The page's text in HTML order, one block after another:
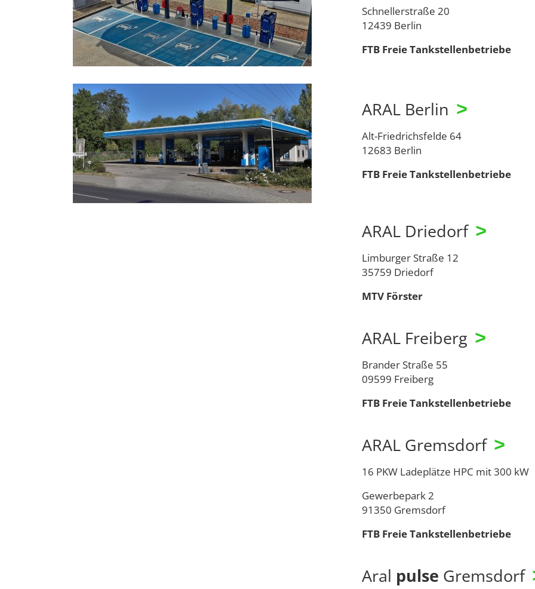
Schnellerstraße 20
12439 Berlin
FTB Freie Tankstellenbetriebe
ARAL Berlin >
Alt-Friedrichsfelde 64
12683 Berlin
FTB Freie Tankstellenbetriebe
ARAL Driedorf >
Limburger Straße 12
35759 Driedorf
MTV Förster
ARAL Freiberg >
Brander Straße 55
09599 Freiberg
FTB Freie Tankstellenbetriebe
ARAL Gremsdorf >
16 PKW Ladeplätze HPC mit 300 kW
Gewerbepark 2
91350 Gremsdorf
FTB Freie Tankstellenbetriebe
Aral pulse Gremsdorf